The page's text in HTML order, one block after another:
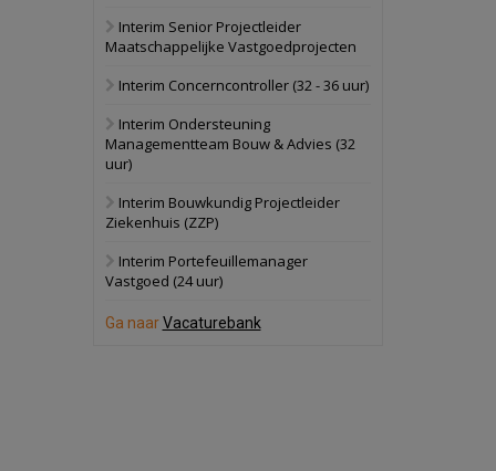
27 augustus 2026 Binnenvaartschip
Bekijk
Panheel
17 september 2026
Voormalig
politiebureau
17 september 2026
17 september 2026
Voormalig
Interim Senior Projectleider
Maatschappelijke Vastgoedprojecten
Interim Concerncontroller (32 - 36 uur)
Interim Ondersteuning
Managementteam Bouw & Advies (32
uur)
Interim Bouwkundig Projectleider
Ziekenhuis (ZZP)
Interim Portefeuillemanager
Vastgoed (24 uur)
Ga naarVacaturebank